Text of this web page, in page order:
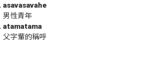
asavasavahe
男性青年
atamatama
父字輩的稱呼